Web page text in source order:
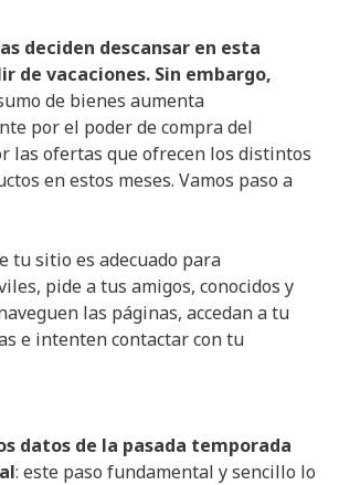
deciden descansar en esta
de vacaciones. Sin embargo,
de bienes aumenta
por el poder de compra del
las ofertas que ofrecen los distintos
en estos meses. Vamos paso a
tu sitio es adecuado para
pide a tus amigos, conocidos y
las páginas, accedan a tu
e intenten contactar con tu
datos de la pasada temporada
: este paso fundamental y sencillo lo